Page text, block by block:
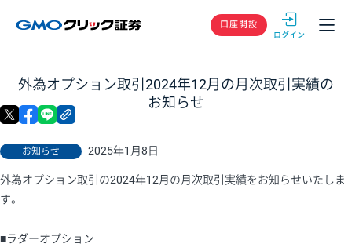
GMOクリック
口座開設
外為オプション取引2024年12月の月次取引実績の
お知らせ
お知らせ 2025年1月8日
X facebook
外為オプション取引の2024年12月の月次取引実績をお知らせいたしま
す。
■ラダーオプション